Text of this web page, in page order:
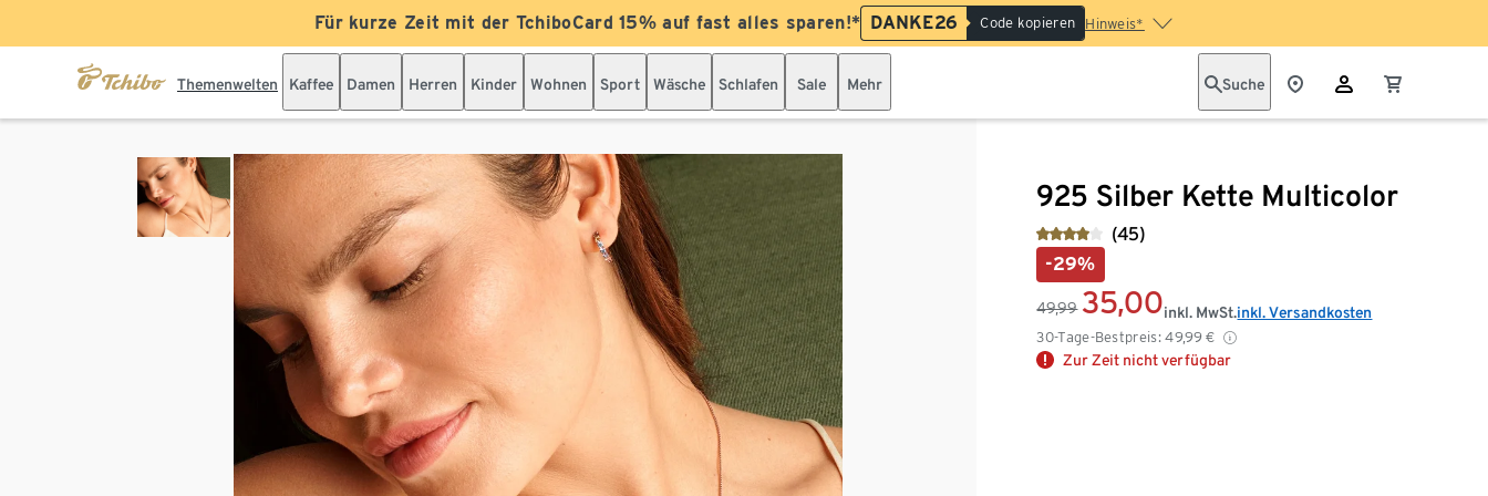
Für kurze Zeit mit der TchiboCard 15% auf fast alles sparen!* DANKE26 Code kopieren Hinweis*
Themenwelten Kaffee Damen Herren Kinder Wohnen Sport Wäsche Schlafen Sale Mehr Suche
925 Silber Kette Multicolor
(45)
-29%
49,99 35,00
30-Tage-Bestpreis: 49,99 €
inkl. MwSt.inkl. Versandkosten
Zur Zeit nicht verfügbar